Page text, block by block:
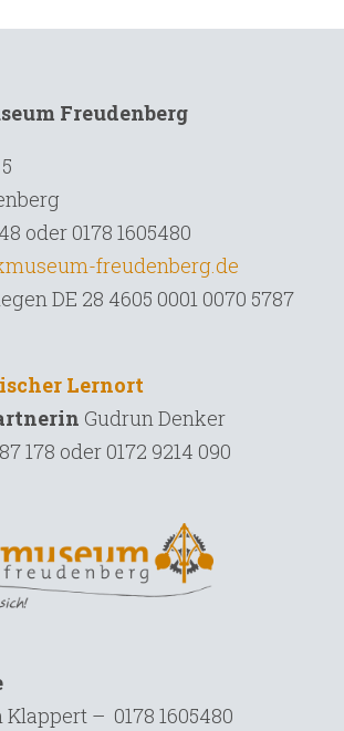
Freudenberg
oder 0178 1605480
freudenberg.de
DE 28 4605 0001 0070 5787
Lernort
Gudrun Denker
178 oder 0172 9214 090
– 0178 1605480